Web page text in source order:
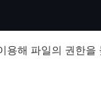
용해 파일의 권한을